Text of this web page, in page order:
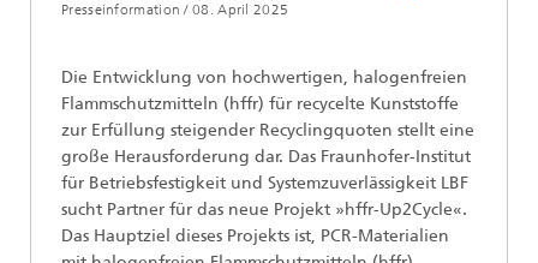
Presseinformation / 08. April 2025
Die Entwicklung von hochwertigen, halogenfreien
Flammschutzmitteln (hffr) für recycelte Kunststoffe
zur Erfüllung steigender Recyclingquoten stellt eine
große Herausforderung dar. Das Fraunhofer-Institut
für Betriebsfestigkeit und Systemzuverlässigkeit LBF
sucht Partner für das neue Projekt »hffr-Up2Cycle«.
Das Hauptziel dieses Projekts ist, PCR-Materialien